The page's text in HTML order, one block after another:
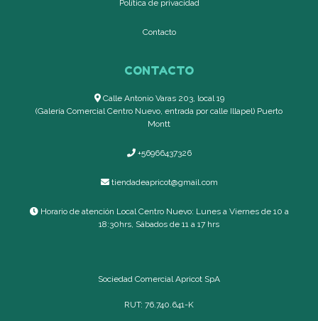
Política de privacidad
Contacto
CONTACTO
Calle Antonio Varas 203, local 19
(Galería Comercial Centro Nuevo, entrada por calle Illapel) Puerto
Montt
+56966437326
tiendadeapricot@gmail.com
Horario de atención Local Centro Nuevo: Lunes a Viernes de 10 a
18:30hrs, Sábados de 11 a 17 hrs
Sociedad Comercial Apricot SpA
RUT: 76.740.641-K